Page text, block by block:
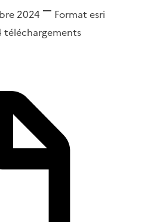
2024 Format esri
téléchargements